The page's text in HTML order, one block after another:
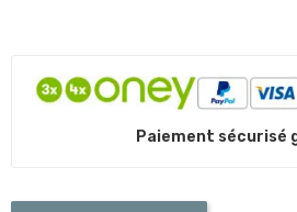
Paiement sécurisé